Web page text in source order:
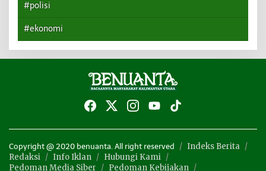
#polisi
#ekonomi
Copyright @ 2020 benuanta. All right reserved
Indeks Berita
Redaksi
Info Iklan
Hubungi Kami
Pedoman Media Siber
Pedoman Kebijakan